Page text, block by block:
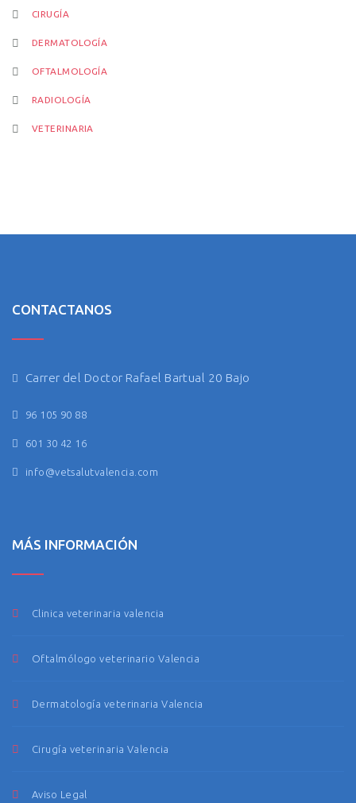
CIRUGÍA
DERMATOLOGÍA
OFTALMOLOGÍA
RADIOLOGÍA
VETERINARIA
CONTACTANOS
Carrer del Doctor Rafael Bartual 20 Bajo
96 105 90 88
601 30 42 16
info@vetsalutvalencia.com
MÁS INFORMACIÓN
Clinica veterinaria valencia
Oftalmólogo veterinario Valencia
Dermatología veterinaria Valencia
Cirugía veterinaria Valencia
Aviso Legal